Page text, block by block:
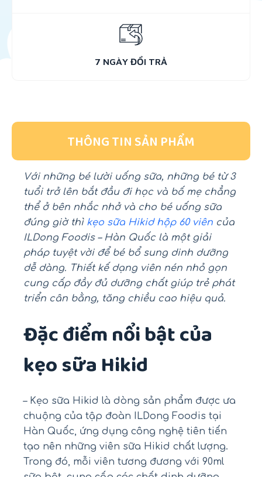
7 NGÀY ĐỔI TRẢ
THÔNG TIN SẢN PHẨM
Với những bé lười uống sữa, những bé từ 3
tuổi trở lên bắt đầu đi học và bố mẹ chẳng
thể ở bên nhắc nhở và cho bé uống sữa
đúng giờ thì kẹo sữa Hikid hộp 60 viên của
ILDong Foodis – Hàn Quốc là một giải
pháp tuyệt vời để bé bổ sung dinh dưỡng
dễ dàng. Thiết kế dạng viên nén nhỏ gọn
cung cấp đầy đủ dưỡng chất giúp trẻ phát
triển cân bằng, tăng chiều cao hiệu quả.
Đặc điểm nổi bật của
kẹo sữa Hikid
– Kẹo sữa Hikid là dòng sản phẩm được ưa
chuộng của tập đoàn ILDong Foodis tại
Hàn Quốc, ứng dụng công nghệ tiên tiến
tạo nên những viên sữa Hikid chất lượng.
Trong đó, mỗi viên tương đương với 90ml